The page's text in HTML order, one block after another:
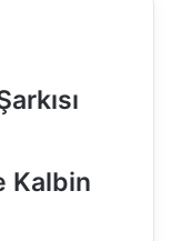
Kalbin